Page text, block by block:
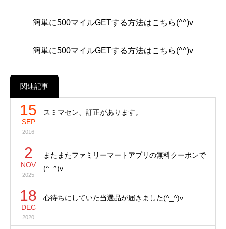
簡単に500マイルGETする方法はこちら(^^)v
簡単に500マイルGETする方法はこちら(^^)v
関連記事
15
SEP
2016
スミマセン、訂正があります。
2
NOV
2025
またまたファミリーマートアプリの無料クーポンで
(^_^)v
18
DEC
2020
心待ちにしていた当選品が届きました(^_^)v